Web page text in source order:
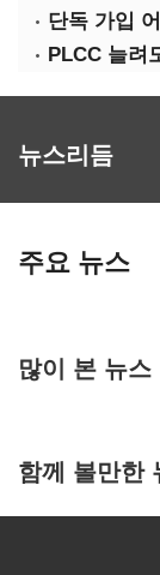
PLCC 늘려
뉴스리듬
주요 뉴스
많이 본 뉴스
함께 볼만한